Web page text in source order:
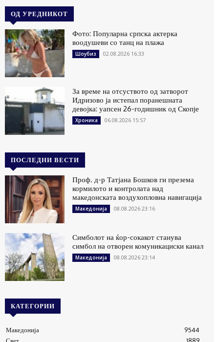
ОД УРЕДНИКОТ
Фото: Популарна српска актерка
воодушеви со танц на плажа
Шоубиз 02.08.2026 16:33
За време на отсуството од затворот
Идризово ја истепал поранешната
девојка: уапсен 26-годишник од Скопје
Хроника 06.08.2026 15:57
ПОСЛЕДНИ ВЕСТИ
Проф. д-р Татјана Бошков ги презема
кормилото и контролата над
македонската воздухопловна навигација
Македонија 08.08.2026 23:16
Симболот на ќор-сокакот станува
симбол на отворен комуникациски канал
Македонија 08.08.2026 23:14
КАТЕГОРИИ
Македонија
9544